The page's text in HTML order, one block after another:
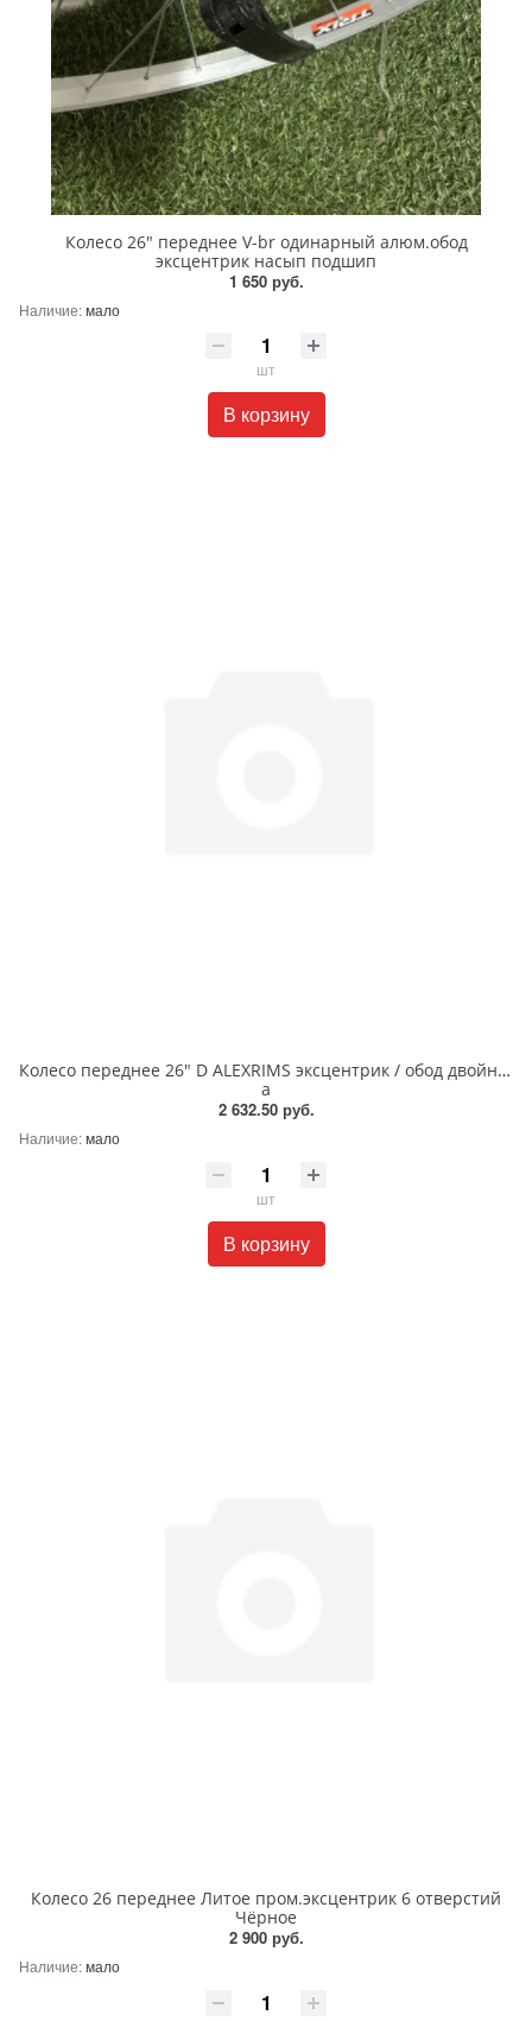
Колесо 26" переднее V-br одинарный алюм.обод
эксцентрик насып подшип
1 650 руб.
Наличие:мало
шт
В корзину
Колесо переднее 26" D ALEXRIMS эксцентрик / обод двойной
а
2 632.50 руб.
Наличие:мало
шт
В корзину
Колесо 26 переднее Литое пром.эксцентрик 6 отверстий
Чёрное
2 900 руб.
Наличие:мало